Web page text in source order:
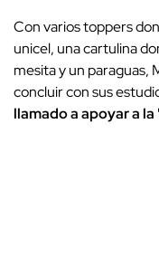
Con varios toppers
unicel, una cartulina
mesita y un paraguas,
concluir con sus
llamado a apoyar a